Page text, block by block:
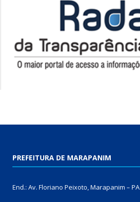
PREFEITURA DE MARAPANIM
End.: Av. Floriano Peixoto, Marapanim – PA